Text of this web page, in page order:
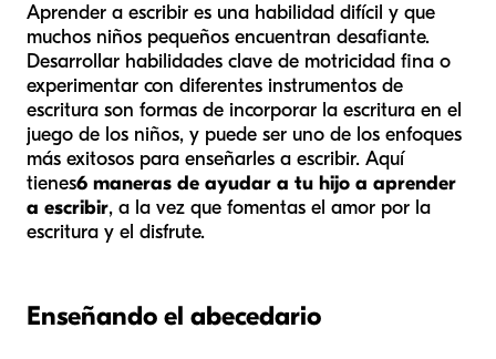
Aprender a escribir es una habilidad difícil y que
muchos niños pequeños encuentran desafiante.
Desarrollar habilidades clave de motricidad fina o
experimentar con diferentes instrumentos de
escritura son formas de incorporar la escritura en el
juego de los niños, y puede ser uno de los enfoques
más exitosos para enseñarles a escribir. Aquí
tienes6 maneras de ayudar a tu hijo a aprender
a escribir, a la vez que fomentas el amor por la
escritura y el disfrute.
Enseñando el abecedario